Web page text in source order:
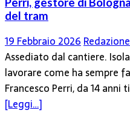
del tram
19 Febbraio 2026
Assediato dal cantiere.
lavorare come ha sempre
Francesco Perri, da 14 anni
[Leggi…]